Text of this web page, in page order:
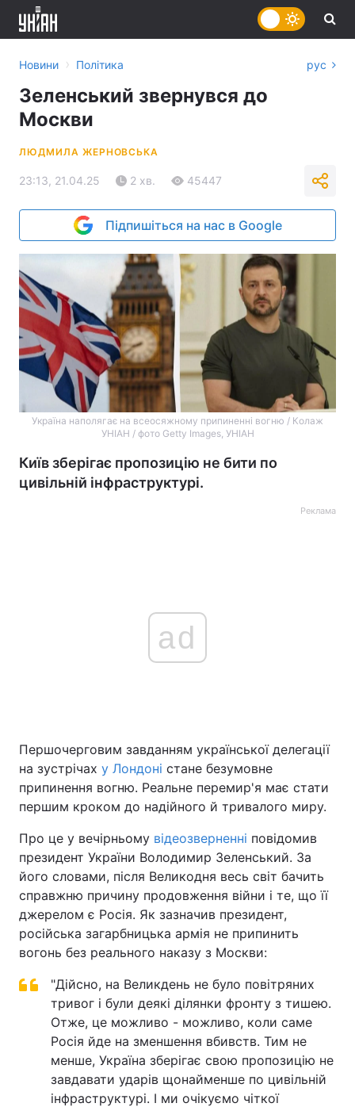
Головна Війна
Україна Політика
Економіка Світ
Спорт Наука
Техно і зв'язок Лайт
Зброя Інциденти
Здоров'я Туризм
Цікавинки Погода
Екологія Регіони
Лонгріди
Новини › Політика рус
Зеленський звернувся до
Москви
ЛЮДМИЛА ЖЕРНОВСЬКА
23:13, 21.04.25 2 хв. 45447
Підпишіться на нас в Google
Україна наполягає на всеосяжному припиненні вогню / Колаж
УНІАН / фото Getty Images, УНІАН
Київ зберігає пропозицію не бити по
цивільній інфраструктурі.
Реклама
ad
Першочерговим завданням української делегації
на зустрічах у Лондоні стане безумовне
припинення вогню. Реальне перемир'я має стати
першим кроком до надійного й тривалого миру.
Про це у вечірньому відеозверненні повідомив
президент України Володимир Зеленський. За
його словами, після Великодня весь світ бачить
справжню причину продовження війни і те, що її
джерелом є Росія. Як зазначив президент,
російська загарбницька армія не припинить
вогонь без реального наказу з Москви:
"Дійсно, на Великдень не було повітряних
тривог і були деякі ділянки фронту з тишею.
Отже, це можливо - можливо, коли саме
Росія йде на зменшення вбивств. Тим не
менше, Україна зберігає свою пропозицію не
завдавати ударів щонайменше по цивільній
інфраструктурі. І ми очікуємо чіткої